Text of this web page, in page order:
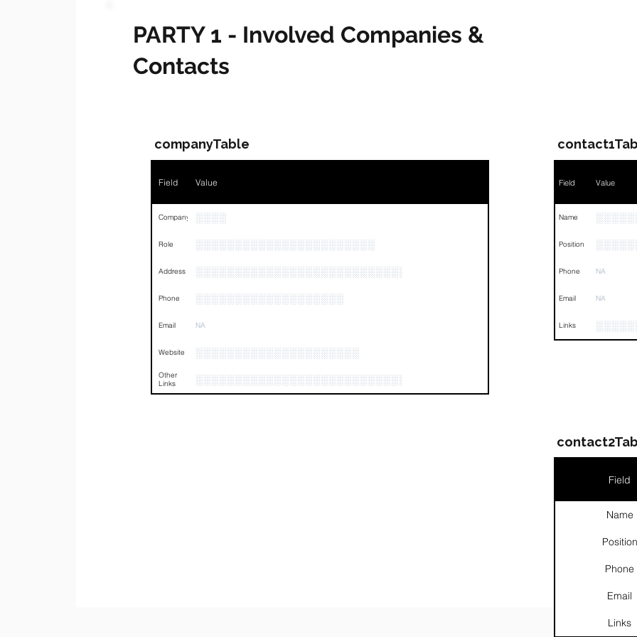
PARTY 1 - Involved Companies &
Contacts
companyTable
Field Value
Company ░░░░
Role ░░░░░░░░░░░░░░░░░░░░░░░
Address ░░░░░░░░░░░░░░░░░░░░░░░░░░░░░░░░░░░░░░
Phone ░░░░░░░░░░░░░░░░░░░
Email NA
Website ░░░░░░░░░░░░░░░░░░░░░
Other
Links
░░░░░░░░░░░░░░░░░░░░░░░░░░░░░░░░░░░░░░
Field Value
Name
Position
Phone NA
Email NA
Links
Field
Name
Position
Phone
Email
Links